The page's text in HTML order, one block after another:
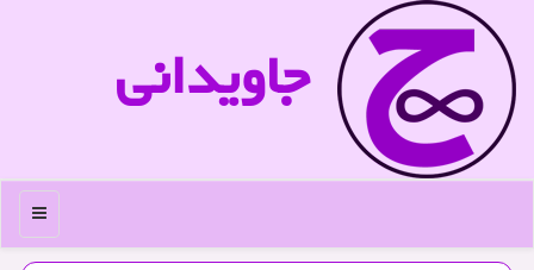
جاویدانی
منو